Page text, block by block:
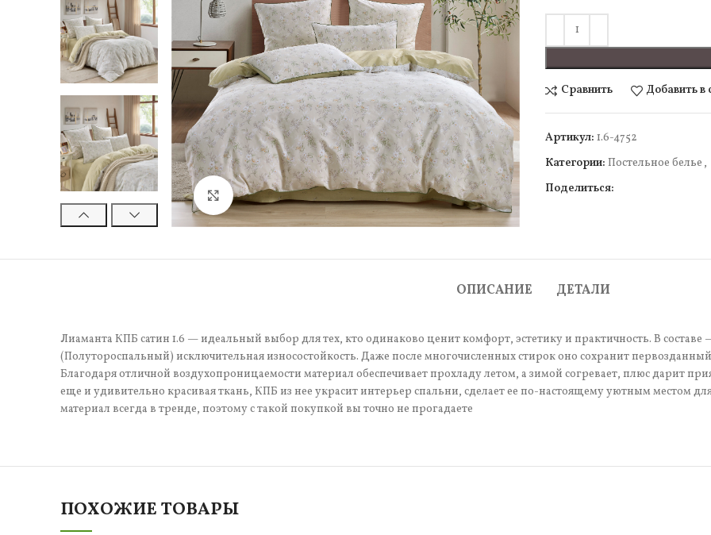
Нажмите, чтобы увеличить
Сравнить Добавить в
Артикул: 1.6-4752
Категории: Постельное белье ,
Поделиться:
ОПИСАНИЕ ДЕТАЛИ
Лиаманта КПБ сатин 1.6 — идеальный выбор для тех, кто одинаково ценит комфорт, эстетику и практичность. В составе
(Полутороспальный) исключительная износостойкость. Даже после многочисленных стирок оно сохранит
Благодаря отличной воздухопроницаемости материал обеспечивает прохладу летом, а зимой согревает, плюс дарит
еще и удивительно красивая ткань, КПБ из нее украсит интерьер спальни, сделает ее по-настоящему уютным местом
материал всегда в тренде, поэтому с такой покупкой вы точно не прогадаете
ПОХОЖИЕ ТОВАРЫ